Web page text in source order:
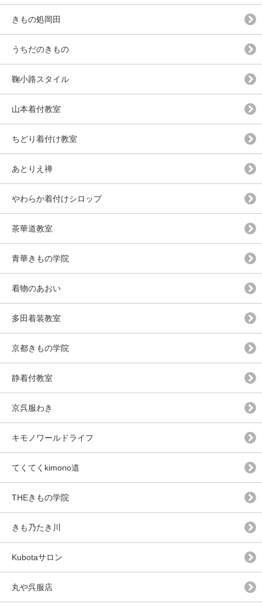
きもの処岡田
うちだのきもの
鞠小路スタイル
山本着付教室
ちどり着付け教室
あとりえ禅
やわらか着付けシロップ
茶華道教室
青華きもの学院
着物のあおい
多田着装教室
京都きもの学院
静着付教室
京呉服わき
キモノワールドライフ
てくてくkimono道
THEきもの学院
きも乃たき川
Kubotaサロン
丸や呉服店